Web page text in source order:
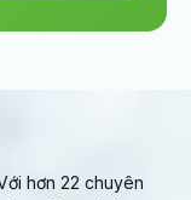
hơn 22 chuyên